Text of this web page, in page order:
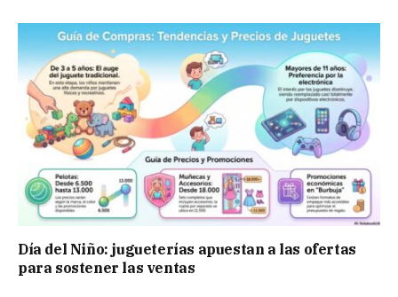
Día del Niño: jugueterías apuestan a las ofertas
para sostener las ventas